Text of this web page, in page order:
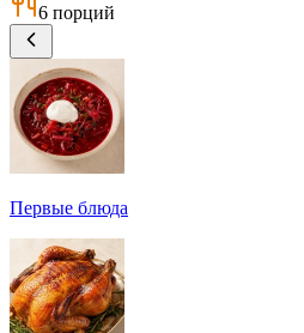
6 порций
Первые блюда